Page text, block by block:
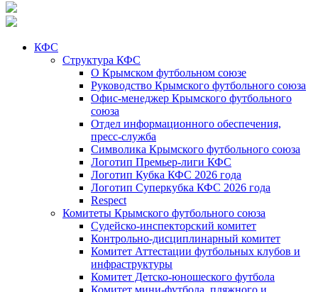
КФС
Структура КФС
О Крымском футбольном союзе
Руководство Крымского футбольного союза
Офис-менеджер Крымского футбольного
союза
Отдел информационного обеспечения,
пресс-служба
Символика Крымского футбольного союза
Логотип Премьер-лиги КФС
Логотип Кубка КФС 2026 года
Логотип Суперкубка КФС 2026 года
Respect
Комитеты Крымского футбольного союза
Судейско-инспекторский комитет
Контрольно-дисциплинарный комитет
Комитет Аттестации футбольных клубов и
инфраструктуры
Комитет Детско-юношеского футбола
Комитет мини-футбола, пляжного и